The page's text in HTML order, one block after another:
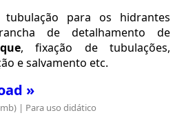
tubulação para os hidrantes
de detalhamento de
, fixação de tubulações,
e salvamento etc.
»
| Para uso didático